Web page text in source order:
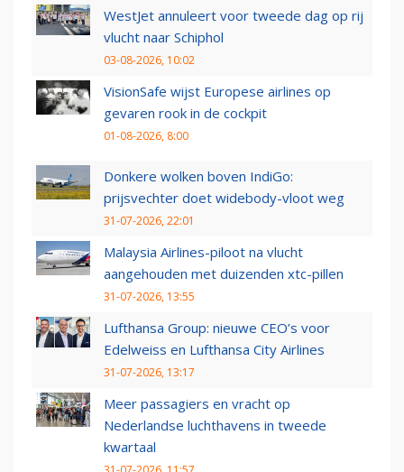
WestJet annuleert voor tweede dag op rij
vlucht naar Schiphol
03-08-2026, 10:02
VisionSafe wijst Europese airlines op
gevaren rook in de cockpit
01-08-2026, 8:00
Donkere wolken boven IndiGo:
prijsvechter doet widebody-vloot weg
31-07-2026, 22:01
Malaysia Airlines-piloot na vlucht
aangehouden met duizenden xtc-pillen
31-07-2026, 13:55
Lufthansa Group: nieuwe CEO’s voor
Edelweiss en Lufthansa City Airlines
31-07-2026, 13:17
Meer passagiers en vracht op
Nederlandse luchthavens in tweede
kwartaal